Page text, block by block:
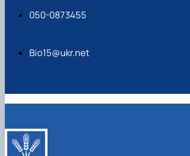
050-0873455
Bio15@ukr.net